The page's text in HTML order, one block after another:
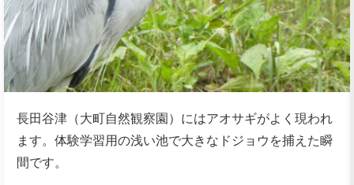
長田谷津（大町自然観察園）にはアオサギがよく現われ
ます。体験学習用の浅い池で大きなドジョウを捕えた瞬
間です。